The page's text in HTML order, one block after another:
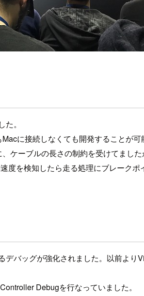
。
に接続しなくても開発することが可
ケーブルの長さの制約を受けてました
度を検知したら走る処理にブレーク
バッグが強化されました。以前よ
Debugを行なっていました。